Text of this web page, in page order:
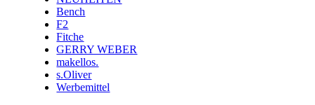
Bench
F2
Fitche
GERRY WEBER
makellos.
s.Oliver
Werbemittel